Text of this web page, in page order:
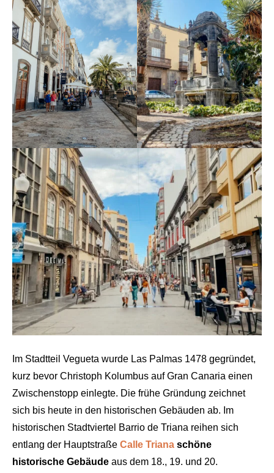
Im Stadtteil Vegueta wurde Las Palmas 1478 gegründet,
kurz bevor Christoph Kolumbus auf Gran Canaria einen
Zwischenstopp einlegte. Die frühe Gründung zeichnet
sich bis heute in den historischen Gebäuden ab. Im
historischen Stadtviertel Barrio de Triana reihen sich
entlang der Hauptstraße Calle Triana schöne
historische Gebäude aus dem 18., 19. und 20.